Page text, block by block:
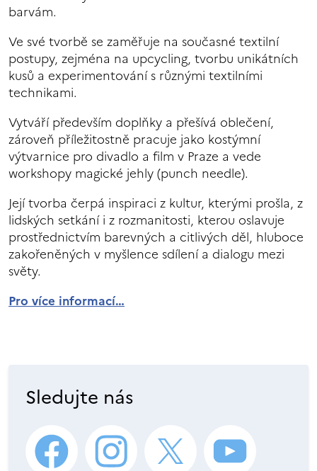
barvám.
Ve své tvorbě se zaměřuje na současné textilní
postupy, zejména na upcycling, tvorbu unikátních
kusů a experimentování s různými textilními
technikami.
Vytváří především doplňky a přešívá oblečení,
zároveň příležitostně pracuje jako kostýmní
výtvarnice pro divadlo a film v Praze a vede
workshopy magické jehly (punch needle).
Její tvorba čerpá inspiraci z kultur, kterými prošla, z
lidských setkání i z rozmanitosti, kterou oslavuje
prostřednictvím barevných a citlivých děl, hluboce
zakořeněných v myšlence sdílení a dialogu mezi
světy.
Pro více informací…
Sledujte nás